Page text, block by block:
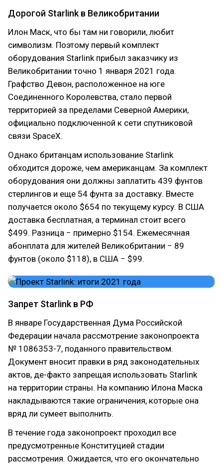
Дорогой Starlink в Великобритании
Илон Маск, что бы там ни говорили, любит
символизм. Поэтому первый комплект
оборудования Starlink прибыл заказчику из
Великобритании точно 1 января 2021 года.
Графство Девон, расположенное на юге
Соединенного Королевства, стало первой
территорией за пределами Северной Америки,
официально подключенной к сети спутниковой
связи SpaceX.
Однако британцам использование Starlink
обходится дороже, чем американцам. За комплект
оборудования они должны заплатить 439 фунтов
стерлингов и еще 54 фунта за доставку. Вместе
получается около $654 по текущему курсу. В США
доставка бесплатная, а терминал стоит всего
$499. Разница − примерно $154. Ежемесячная
абонплата для жителей Великобритании − 89
фунтов (около $118), в США − $99.
Запрет Starlink в РФ
В январе Государственная Дума Российской
Федерации начала рассмотрение законопроекта
№ 1086353-7, поданного правительством.
Документ вносит правки в ряд законодательных
актов, де-факто запрещая использовать Starlink
на территории страны. На компанию Илона Маска
накладываются такие ограничения, которые она
вряд ли сумеет выполнить.
В течение года законопроект проходил все
предусмотренные Конституцией стадии
рассмотрения. Ожидается, что его окончательно